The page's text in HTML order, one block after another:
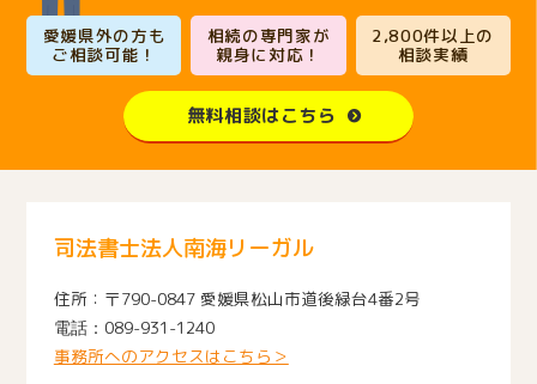
愛媛県外の方も
ご相談可能！
相続の専門家が
親身に対応！
2,800件以上の
相談実績
無料相談はこちら
司法書士法人南海リーガル
〒790-0847 愛媛県松山市道後緑台4番2号
089-931-1240
事務所へのアクセスはこちら＞